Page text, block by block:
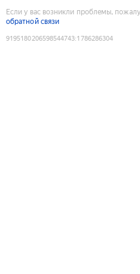
Если у вас возникли проблемы,
обратной связи
9195180206598544743:1786286304